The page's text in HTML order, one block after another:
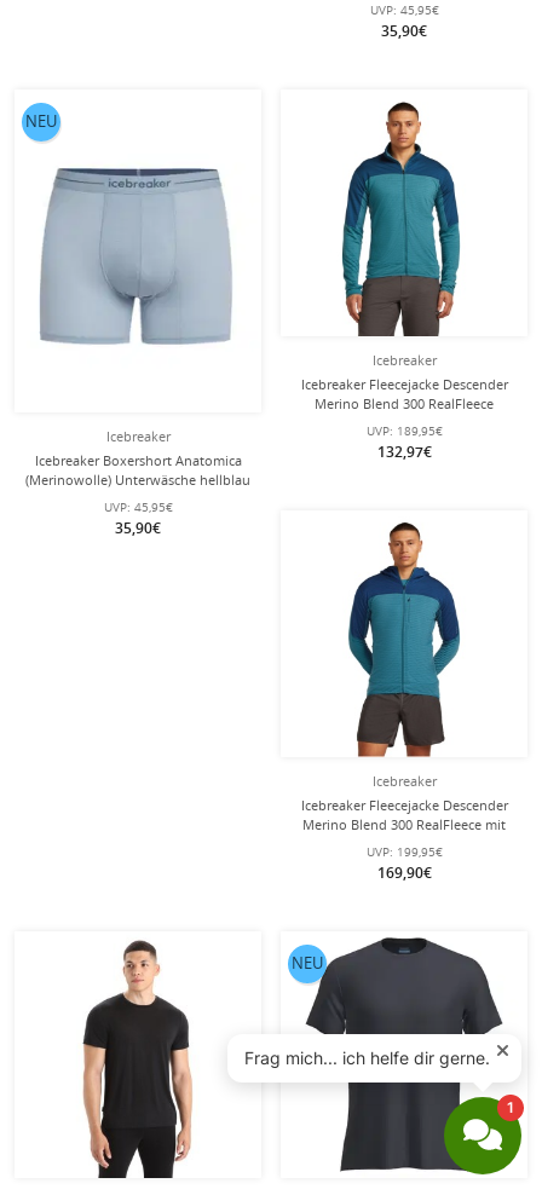
UVP: 45,95€
35,90€
Icebreaker
Icebreaker Boxershort Anatomica
(Merinowolle) Unterwäsche hellblau
Herren
UVP: 45,95€
35,90€
NEU
Icebreaker
Icebreaker Fleecejacke Descender
Merino Blend 300 RealFleece
blau/teal Herren
UVP: 189,95€
132,97€
Icebreaker
Icebreaker Fleecejacke Descender
Merino Blend 300 RealFleece mit
blau/teal Herren
UVP: 199,95€
169,90€
NEU